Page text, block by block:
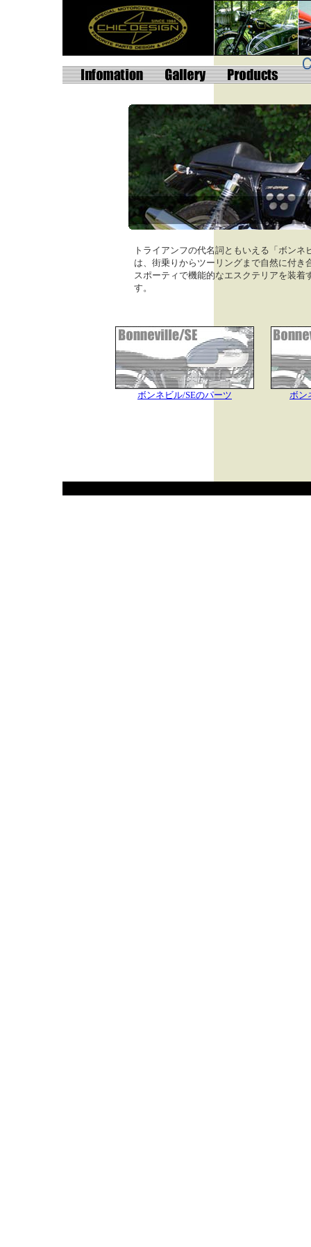
トライアンフの代名詞ともいえる「ボン
は、街乗りからツーリングまで自然に付
スポーティで機能的なエスクテリアを装
す。
ボンネビル/SEのパーツ ボン